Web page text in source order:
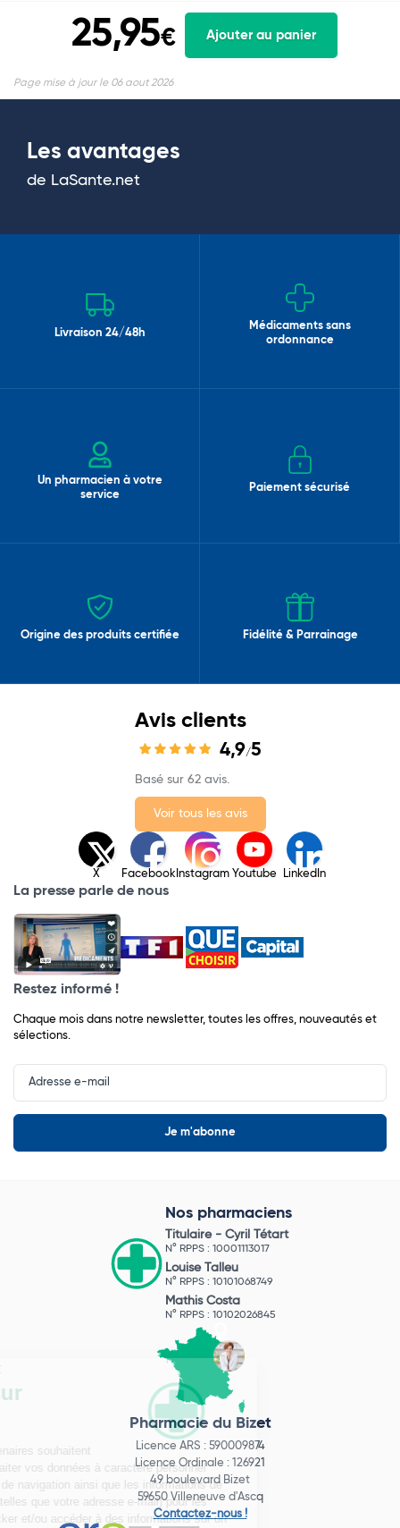
25,95€ Ajouter au panier
Page mise à jour le 06 aout 2026
Les avantages
de LaSante.net
Livraison 24/48h
Médicaments sans
ordonnance
Un pharmacien à votre
service
Paiement sécurisé
Origine des produits certifiée Fidélité & Parrainage
Avis clients
4,9/5
Basé sur 62 avis.
Voir tous les avis
X Facebook Instagram Youtube LinkedIn
La presse parle de nous
Restez informé !
Chaque mois dans notre newsletter, toutes les offres, nouveautés et
sélections.
Input
Newsletter
Nos pharmaciens
Titulaire - Cyril Tétart
N° RPPS : 10001113017
Louise Talleu
N° RPPS : 10101068749
Mathis Costa
N° RPPS : 10102026845
Pharmacie du Bizet
Licence ARS : 590009874
Licence Ordinale : 126921
49 boulevard Bizet
59650 Villeneuve d'Ascq
Contactez-nous !